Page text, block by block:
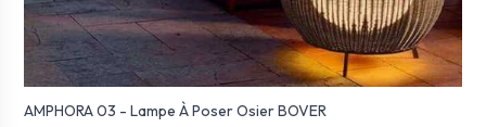
AMPHORA 03 - Lampe À Poser Osier BOVER